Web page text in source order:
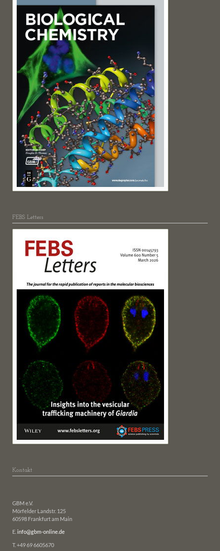
FEBS Letters
Kontakt
GBM e.V.
Mörfelder Landstr. 125
60598 Frankfurt am Main
E. info@gbm-online.de
T. +49 69 6605670